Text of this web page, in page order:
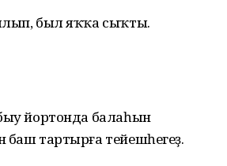
был яҡҡа сыҡты.
йортонда балаһын
тартырға тейешһегеҙ.